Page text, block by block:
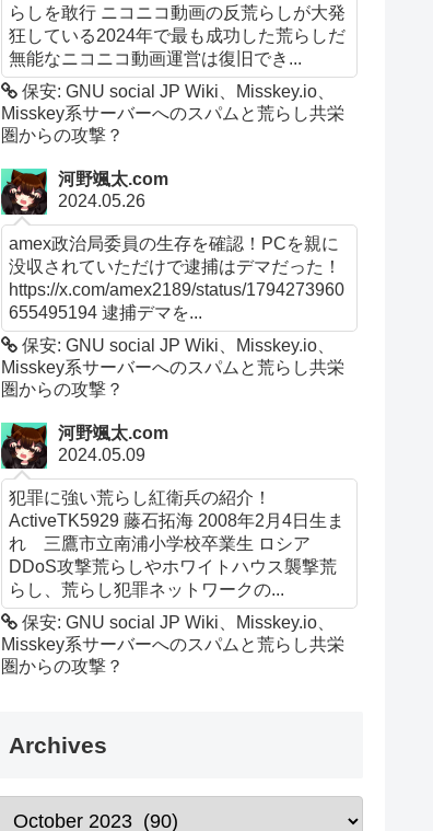
らしを敢行 ニコニコ動画の反荒らしが大発
狂している2024年で最も成功した荒らしだ
無能なニコニコ動画運営は復旧でき...
保安: GNU social JP Wiki、Misskey.io、
Misskey系サーバーへのスパムと荒らし共栄
圏からの攻撃？
河野颯太.com
2024.05.26
amex政治局委員の生存を確認！PCを親に
没収されていただけで逮捕はデマだった！
https://x.com/amex2189/status/1794273960
655495194 逮捕デマを...
保安: GNU social JP Wiki、Misskey.io、
Misskey系サーバーへのスパムと荒らし共栄
圏からの攻撃？
河野颯太.com
2024.05.09
犯罪に強い荒らし紅衛兵の紹介！
ActiveTK5929 藤石拓海 2008年2月4日生ま
れ 三鷹市立南浦小学校卒業生 ロシア
DDoS攻撃荒らしやホワイトハウス襲撃荒
らし、荒らし犯罪ネットワークの...
保安: GNU social JP Wiki、Misskey.io、
Misskey系サーバーへのスパムと荒らし共栄
圏からの攻撃？
Archives